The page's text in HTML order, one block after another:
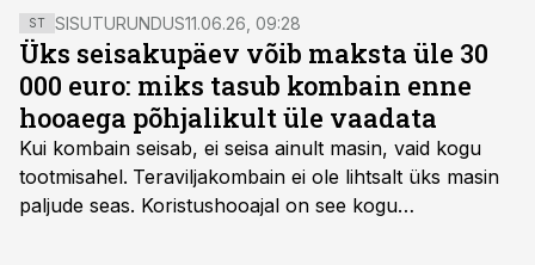
tasemeni alates oktoobrist, pakub tuge Ukraina ja
Venemaa vaheliste pingete teravnemine.
ST SISUTURUNDUS11.06.26, 09:28
Üks seisakupäev võib maksta üle 30
000 euro: miks tasub kombain enne
hooaega põhjalikult üle vaadata
Kui kombain seisab, ei seisa ainult masin, vaid kogu
tootmisahel. Teraviljakombain ei ole lihtsalt üks masin
paljude seas. Koristushooajal on see kogu